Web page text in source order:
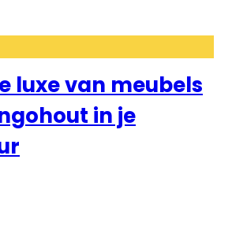
luxe van meubels
in je